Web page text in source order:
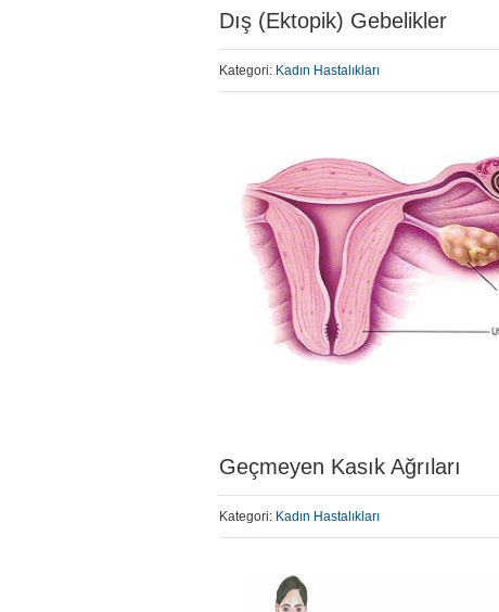
Dış (Ektopik) Gebelikler
Kategori: Kadın Hastalıkları
Geçmeyen Kasık Ağrıları
Kategori: Kadın Hastalıkları